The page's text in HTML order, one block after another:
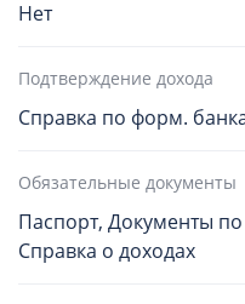
Нет
Подтверждение дохода
Справка по форм.
Обязательные документы
Паспорт, Документы
Справка о доходах